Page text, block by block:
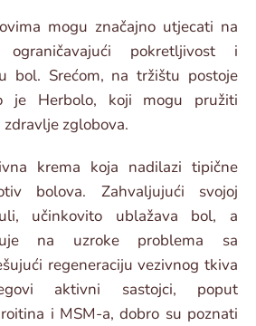
mogu značajno utjecati na
pokretljivost i
bol. Srećom, na tržištu postoje
je Herbolo, koji mogu pružiti
zglobova.
krema koja nadilazi tipične
bolova. Zahvaljujući svojoj
učinkovito ublažava bol, a
na uzroke problema sa
regeneraciju vezivnog tkiva
aktivni sastojci, poput
i MSM-a, dobro su poznati